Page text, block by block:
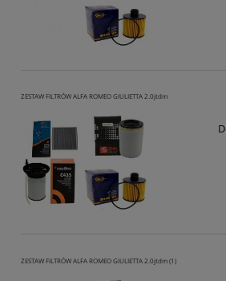
ZESTAW FILTRÓW ALFA ROMEO GIULIETTA 2.0jtdm
ZESTAW FILTRÓW ALFA ROMEO GIULIETTA 2.0jtdm (1)